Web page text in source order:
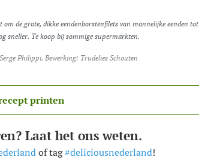
de grote, dikke eendenborstenfilets van mannelijke eenden tot
sneller. Te koop bij sommige supermarkten.
Philippi. Bewerking: Trudelies Schouten
printen
Laat het ons weten.
of tag#deliciousnederland!